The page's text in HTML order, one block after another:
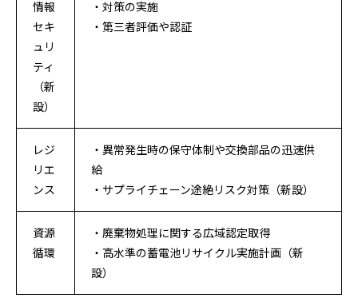
情報
セキ
ュリ
ティ
（新
設）
・対策の実施
・第三者評価や認証
レジ
リエ
ンス
・異常発生時の保守体制や交換部品の迅速供
給
・サプライチェーン途絶リスク対策（新設）
資源
循環
・廃棄物処理に関する広域認定取得
・高水準の蓄電池リサイクル実施計画（新
設）